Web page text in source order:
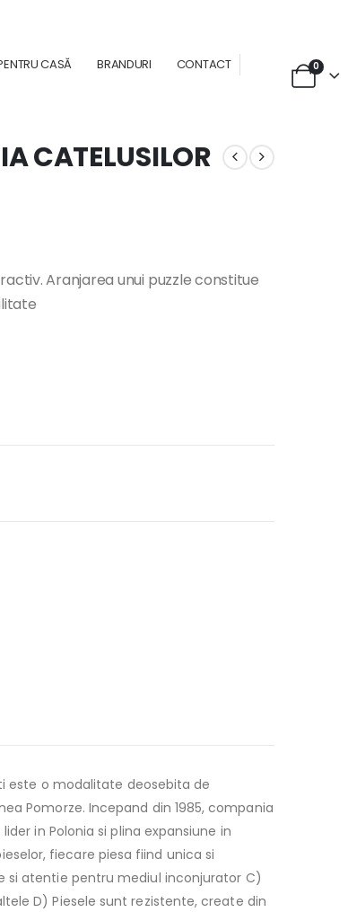
CASĂ BRANDURI CONTACT 0
CATELUSILOR
Aranjarea unui puzzle constitue
este o modalitate deosebita de
Pomorze. Incepand din 1985, compania
in Polonia si plina expansiune in
fiecare piesa fiind unica si
si atentie pentru mediul inconjurator C)
D) Piesele sunt rezistente, create din